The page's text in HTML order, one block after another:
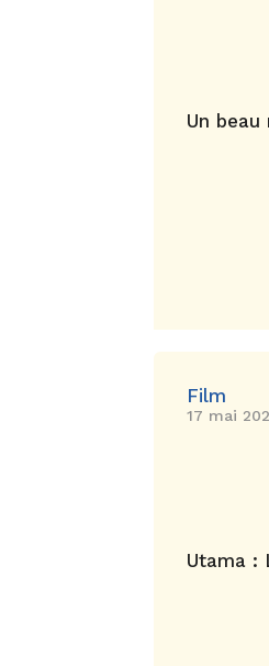
Un beau
Film
17 mai
Utama :